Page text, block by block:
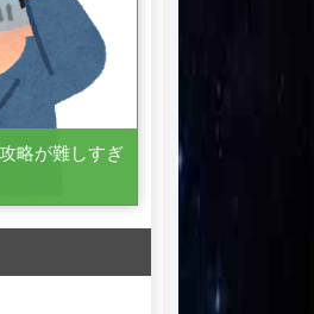
略が難しすぎ